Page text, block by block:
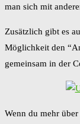
man sich mit
Zusätzlich gibt es
Möglichkeit den
gemeinsam in der
Wenn du mehr